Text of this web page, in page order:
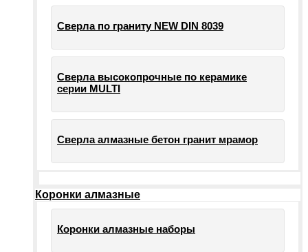
Сверла по граниту NEW DIN 8039
Сверла высокопрочные по керамике
серии MULTI
Сверла алмазные бетон гранит мрамор
Коронки алмазные
Коронки алмазные наборы